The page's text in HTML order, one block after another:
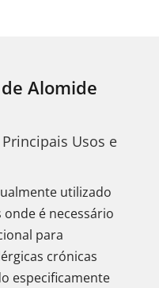
Alomide
Usos e
utilizado
é necessário
para
crónicas
especificamente